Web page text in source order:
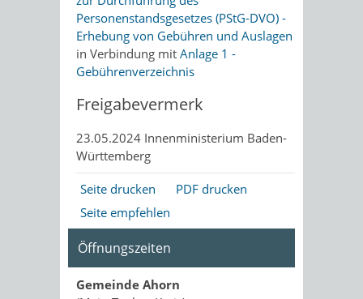
Personenstandsgesetzes (PStG-DVO) -
Erhebung von Gebühren und Auslagen
in Verbindung mit Anlage 1 -
Gebührenverzeichnis
Freigabevermerk
23.05.2024 Innenministerium Baden-
Württemberg
Seite drucken
PDF drucken
Seite empfehlen
Öffnungszeiten
Gemeinde Ahorn